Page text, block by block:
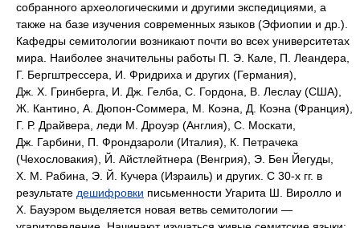
собранного археологическими и другими экспедициями, а
также на базе изучения современных языков (Эфиопии и др.).
Кафедры семитологии возникают почти во всех университетах
мира. Наиболее значительны работы П. Э. Кале, П. Леандера,
Г. Бергштрессера, И. Фридриха и других (Германия),
Дж. Х. Гринберга, И. Дж. Гелба, С. Гордона, В. Леслау (США),
Ж. Кантино, А. Дюпон-Соммера, М. Коэна, Д. Коэна (Франция),
Г. Р. Драйвера, леди М. Дроуэр (Англия), С. Москати,
Дж. Гарбини, П. Фрондзароли (Италия), К. Петрачека
(Чехословакия), Й. Айстлейтнера (Венгрия), Э. Бен Йегуды,
Х. М. Рабина, Э. Й. Кучера (Израиль) и других. С 30‑х гг. в
результате дешифровки письменности Угарита Ш. Виролло и
Х. Бауэром выделяется новая ветвь семитологии —